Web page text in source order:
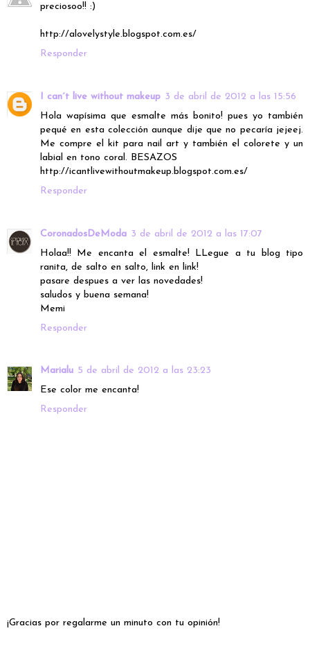
preciosoo!! :)
http://alovelystyle.blogspot.com.es/
Responder
I can´t live without makeup 3 de abril de 2012 a las 15:56
Hola wapísima que esmalte más bonito! pues yo también
pequé en esta colección aunque dije que no pecaría jejeej.
Me compre el kit para nail art y también el colorete y un
labial en tono coral. BESAZOS
http://icantlivewithoutmakeup.blogspot.com.es/
Responder
CoronadosDeModa 3 de abril de 2012 a las 17:07
Holaa!! Me encanta el esmalte! LLegue a tu blog tipo
ranita, de salto en salto, link en link!
pasare despues a ver las novedades!
saludos y buena semana!
Memi
Responder
Marialu 5 de abril de 2012 a las 23:23
Ese color me encanta!
Responder
¡Gracias por regalarme un minuto con tu opinión!